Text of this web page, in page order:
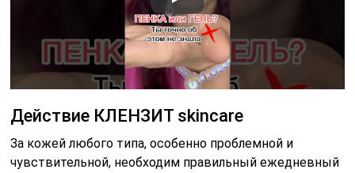
Действие КЛЕНЗИТ skincare
За кожей любого типа, особенно проблемной и
чувствительной, необходим правильный ежедневный